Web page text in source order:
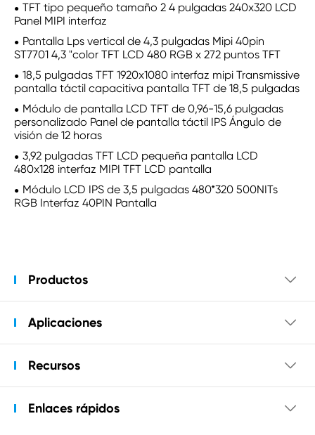
TFT tipo pequeño tamaño 2 4 pulgadas 240x320 LCD
Panel MIPI interfaz
Pantalla Lps vertical de 4,3 pulgadas Mipi 40pin
ST7701 4,3 "color TFT LCD 480 RGB x 272 puntos TFT
18,5 pulgadas TFT 1920x1080 interfaz mipi Transmissive
pantalla táctil capacitiva pantalla TFT de 18,5 pulgadas
Módulo de pantalla LCD TFT de 0,96-15,6 pulgadas
personalizado Panel de pantalla táctil IPS Ángulo de
visión de 12 horas
3,92 pulgadas TFT LCD pequeña pantalla LCD
480x128 interfaz MIPI TFT LCD pantalla
Módulo LCD IPS de 3,5 pulgadas 480*320 500NITs
RGB Interfaz 40PIN Pantalla
Productos 
Aplicaciones 
Recursos 
Enlaces rápidos 